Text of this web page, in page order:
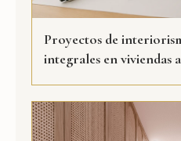
Proyectos de
integrales en viviendas